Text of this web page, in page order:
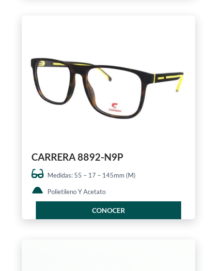
CARRERA 8892-N9P
Medidas: 55 – 17 – 145mm (M)
Polietileno Y Acetato
CONOCER